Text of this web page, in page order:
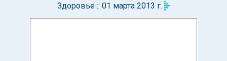
Здоровье :: 01 марта 2013 г.